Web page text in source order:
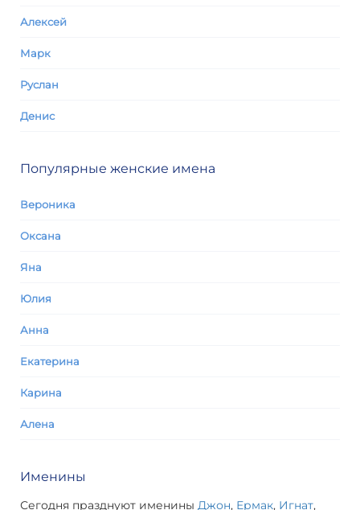
Алексей
Марк
Руслан
Денис
Популярные женские имена
Вероника
Оксана
Яна
Юлия
Анна
Екатерина
Карина
Алена
Именины
Сегодня празднуют именины Джон, Ермак, Игнат,